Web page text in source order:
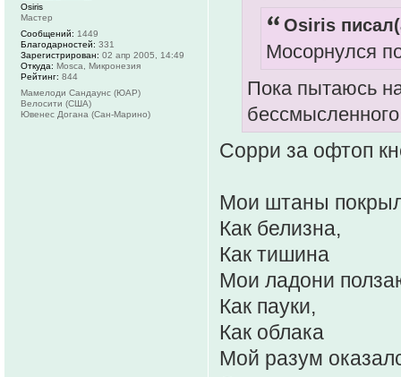
Osiris
Мосорнулся
Пока пытаюсь
Сорри за офтоп
Мои штаны
Как белизна,
Как тишина
Мои ладони
Как пауки,
Как облака
Мой разум
Osiris
Мастер
Сообщений: 1449
Благодарностей: 331
Зарегистрирован: 02 апр 2005, 14:49
Откуда: Mosca, Микронезия
Рейтинг: 844
Мамелоди Сандаунс (ЮАР)
Велосити (США)
Ювенес Догана (Сан-Марино)